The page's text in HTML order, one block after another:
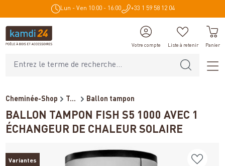
principal Lun - Ven 10:00 - 16:00 +33 1 59 58 12 04
Votre compte Liste à retenir Panier
Cheminée-Shop Technique de chauffage Ballon tampon
BALLON TAMPON FISH S5 1000 AVEC 1
ÉCHANGEUR DE CHALEUR SOLAIRE
Variantes